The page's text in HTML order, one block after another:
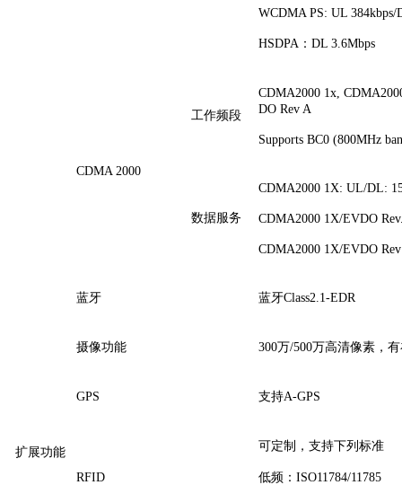
WCDMA PS: UL 384kbps/
HSDPA：DL 3.6Mbps
CDMA 2000
工作频段
CDMA2000 1x,
DO Rev A
Supports BC0 (800MHz
数据服务
CDMA2000 1X: UL/DL:
CDMA2000 1X/EVDO
CDMA2000 1X/EVDO
蓝牙 蓝牙Class2.1-EDR
扩展功能
摄像功能 300万/500万高清像素，
GPS 支持A-GPS
RFID
可定制，支持下列标准
低频：ISO11784/11785